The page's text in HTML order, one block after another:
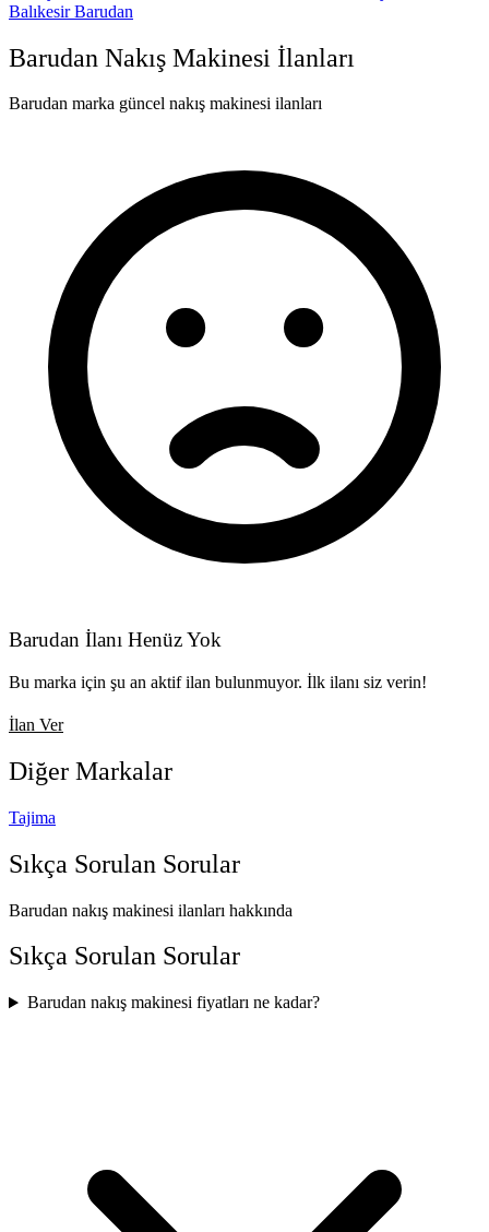
Balıkesir Barudan
Barudan Nakış Makinesi İlanları
Barudan marka güncel nakış makinesi ilanları
Barudan İlanı Henüz Yok
Bu marka için şu an aktif ilan bulunmuyor. İlk ilanı siz verin!
İlan Ver
Diğer Markalar
Tajima
Sıkça Sorulan Sorular
Barudan nakış makinesi ilanları hakkında
Sıkça Sorulan Sorular
Barudan nakış makinesi fiyatları ne kadar?